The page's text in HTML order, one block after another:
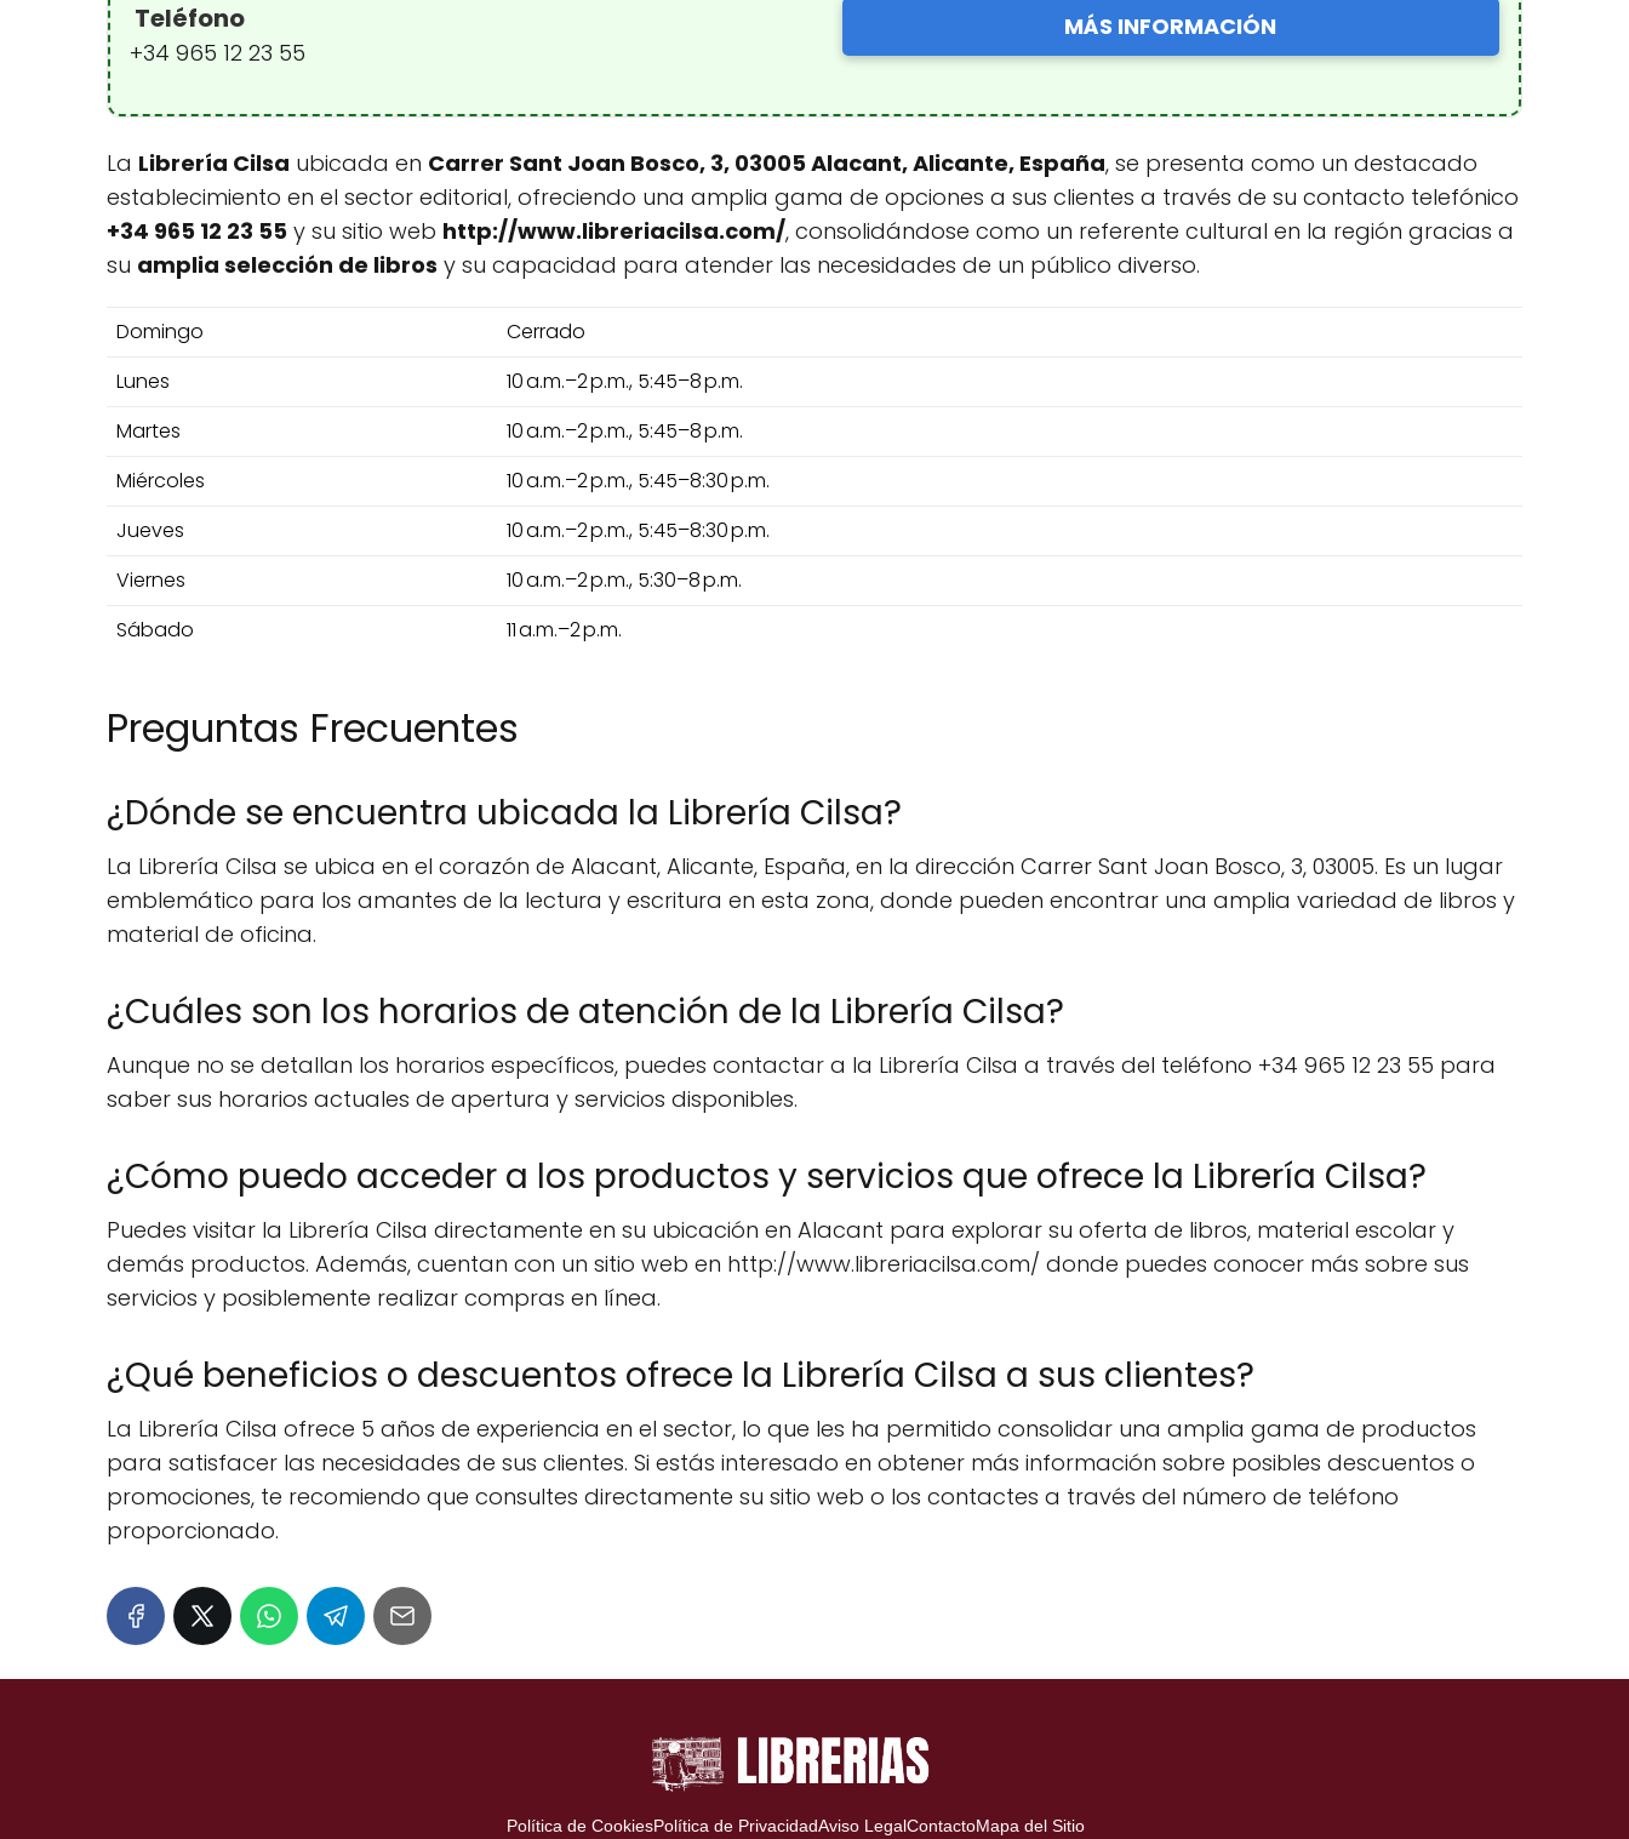
Teléfono
+34 965 12 23 55
MÁS INFORMACIÓN
La Librería Cilsa ubicada en Carrer Sant Joan Bosco, 3, 03005 Alacant, Alicante, España, se presenta como un destacado
establecimiento en el sector editorial, ofreciendo una amplia gama de opciones a sus clientes a través de su contacto telefónico
+34 965 12 23 55 y su sitio web http://www.libreriacilsa.com/, consolidándose como un referente cultural en la región gracias a
su amplia selección de libros y su capacidad para atender las necesidades de un público diverso.
Domingo
Cerrado
Lunes
10 a.m.–2 p.m., 5:45–8 p.m.
Martes
10 a.m.–2 p.m., 5:45–8 p.m.
Miércoles
10 a.m.–2 p.m., 5:45–8:30 p.m.
Jueves
10 a.m.–2 p.m., 5:45–8:30 p.m.
Viernes
10 a.m.–2 p.m., 5:30–8 p.m.
Sábado
11 a.m.–2 p.m.
Preguntas Frecuentes
¿Dónde se encuentra ubicada la Librería Cilsa?
La Librería Cilsa se ubica en el corazón de Alacant, Alicante, España, en la dirección Carrer Sant Joan Bosco, 3, 03005. Es un lugar
emblemático para los amantes de la lectura y escritura en esta zona, donde pueden encontrar una amplia variedad de libros y
material de oficina.
¿Cuáles son los horarios de atención de la Librería Cilsa?
Aunque no se detallan los horarios específicos, puedes contactar a la Librería Cilsa a través del teléfono +34 965 12 23 55 para
saber sus horarios actuales de apertura y servicios disponibles.
¿Cómo puedo acceder a los productos y servicios que ofrece la Librería Cilsa?
Puedes visitar la Librería Cilsa directamente en su ubicación en Alacant para explorar su oferta de libros, material escolar y
demás productos. Además, cuentan con un sitio web en http://www.libreriacilsa.com/ donde puedes conocer más sobre sus
servicios y posiblemente realizar compras en línea.
¿Qué beneficios o descuentos ofrece la Librería Cilsa a sus clientes?
La Librería Cilsa ofrece 5 años de experiencia en el sector, lo que les ha permitido consolidar una amplia gama de productos
para satisfacer las necesidades de sus clientes. Si estás interesado en obtener más información sobre posibles descuentos o
promociones, te recomiendo que consultes directamente su sitio web o los contactes a través del número de teléfono
proporcionado.
Política de CookiesPolítica de PrivacidadAviso LegalContactoMapa del Sitio